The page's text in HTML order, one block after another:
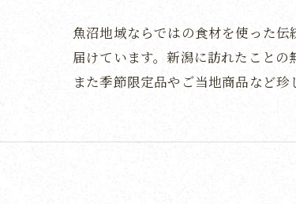
魚沼地域ならではの食材を使った
届けています。新潟に訪れたこと
また季節限定品やご当地商品など